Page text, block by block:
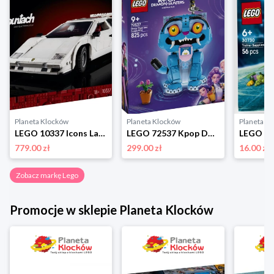
Planeta Klocków
LEGO 10337 Icons Lamborghini Countach 5000 Quattrovalvole Lego
779.00 zł
Planeta Klocków
LEGO 72537 Kpop Demon Hunters Tygrys Derpy i Sroka Sussie Lego
299.00 zł
Planeta
16.00 zł
Zobacz markę Lego
Promocje w sklepie Planeta Klocków